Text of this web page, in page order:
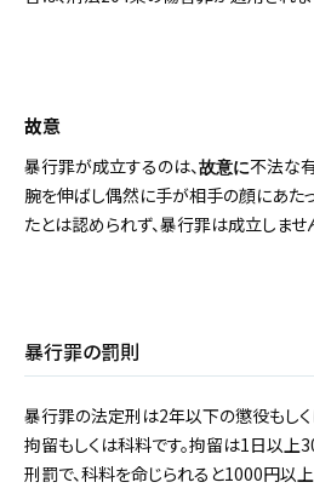
故意
暴行罪が成立するのは、 故意に不法な
腕を伸ばし偶然に手が相手の顔にあた
たとは認められず、暴行罪は成立しませ
暴行罪の罰則
暴行罪の法定刑は2年以下の懲役もし
拘留もしくは科料です。拘留は1日以上
刑罰で、科料を命じられると1000円以